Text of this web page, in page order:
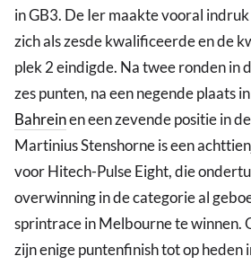
in GB3. De Ier maakte vooral
zich als zesde kwalificeerde en de
plek 2 eindigde. Na twee ronden in
zes punten, na een negende plaats
Bahreinen een zevende positie in
Martinius Stenshorne is een
voor Hitech-Pulse Eight, die
overwinning in de categorie al
sprintrace in Melbourne te winnen.
zijn enige puntenfinish tot op heden